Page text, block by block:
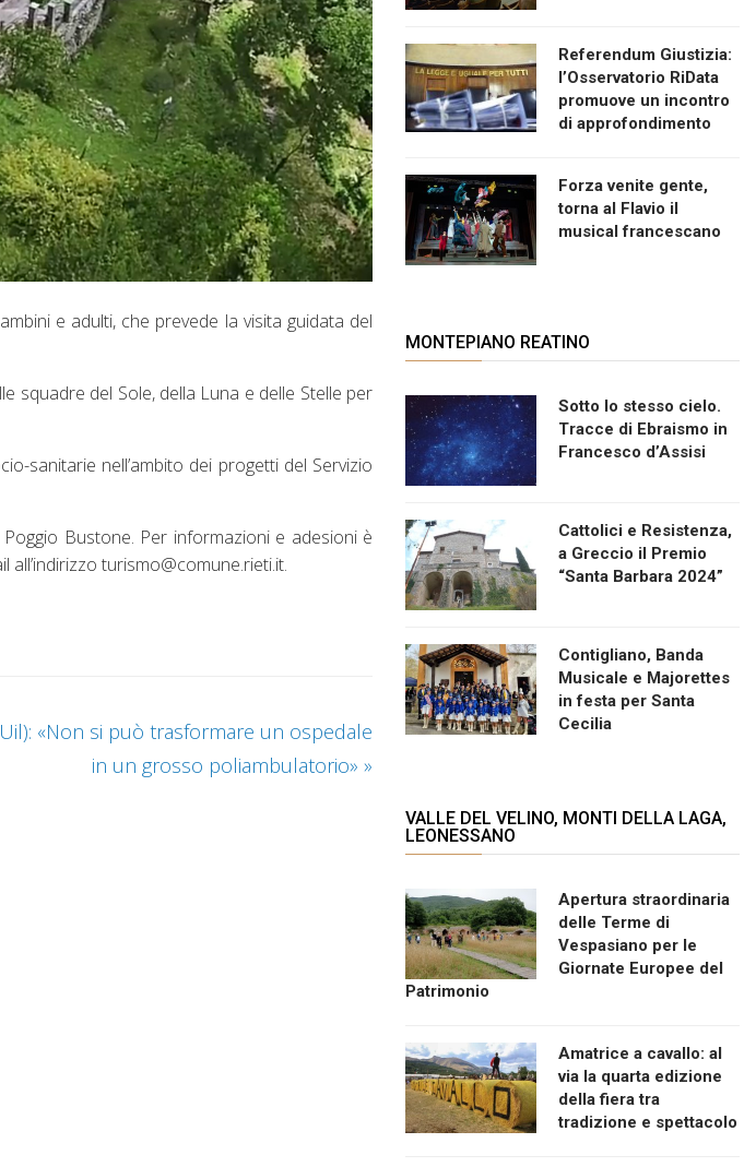
e adulti, che prevede la visita guidata del
squadre del Sole, della Luna e delle Stelle per
sanitarie nell’ambito dei progetti del Servizio
Bustone. Per informazioni e adesioni è
turismo@comune.rieti.it.
«Non si può trasformare un ospedale
in un grosso poliambulatorio» »
Referendum Giustizia:
l’Osservatorio RiData
promuove un incontro
di approfondimento
Forza venite gente,
torna al Flavio il
musical francescano
MONTEPIANO REATINO
Sotto lo stesso cielo.
Tracce di Ebraismo in
Francesco d’Assisi
Cattolici e Resistenza,
a Greccio il Premio
“Santa Barbara 2024”
Contigliano, Banda
Musicale e Majorettes
in festa per Santa
Cecilia
VALLE DEL VELINO, MONTI DELLA LAGA,
LEONESSANO
Apertura straordinaria
delle Terme di
Vespasiano per le
Giornate Europee del
Patrimonio
Amatrice a cavallo: al
via la quarta edizione
della fiera tra
tradizione e spettacolo